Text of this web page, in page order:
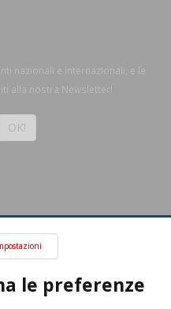
nazionali e internazionali, e le
alla nostra Newsletter!
OK!
per tutti gli amanti di questo
le preferenze